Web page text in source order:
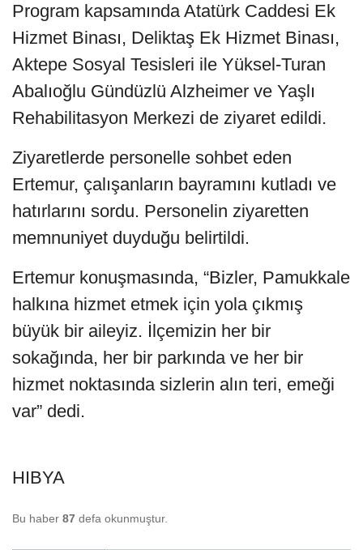
Program kapsamında Atatürk Caddesi Ek
Hizmet Binası, Deliktaş Ek Hizmet Binası,
Aktepe Sosyal Tesisleri ile Yüksel-Turan
Abalıoğlu Gündüzlü Alzheimer ve Yaşlı
Rehabilitasyon Merkezi de ziyaret edildi.
Ziyaretlerde personelle sohbet eden
Ertemur, çalışanların bayramını kutladı ve
hatırlarını sordu. Personelin ziyaretten
memnuniyet duyduğu belirtildi.
Ertemur konuşmasında, “Bizler, Pamukkale
halkına hizmet etmek için yola çıkmış
büyük bir aileyiz. İlçemizin her bir
sokağında, her bir parkında ve her bir
hizmet noktasında sizlerin alın teri, emeği
var” dedi.
HIBYA
Bu haber 87 defa okunmuştur.